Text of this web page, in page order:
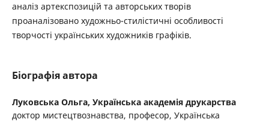
аналіз артекспозицій та авторських творів
проаналізовано художньо-стилістичні особливості
творчості українських художників графіків.
Біографія автора
Луковська Ольга, Українська академія друкарства
доктор мистецтвознавства, професор, Українська